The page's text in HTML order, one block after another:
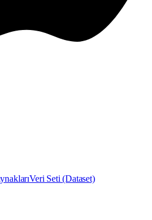
Veri Seti (Dataset)